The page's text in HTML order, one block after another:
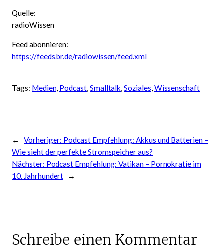
Quelle:
radioWissen
Feed abonnieren:
https://feeds.br.de/radiowissen/feed.xml
Tags: Medien, Podcast, Smalltalk, Soziales, Wissenschaft
← Vorheriger: Podcast Empfehlung: Akkus und Batterien –
Wie sieht der perfekte Stromspeicher aus?
Nächster: Podcast Empfehlung: Vatikan – Pornokratie im
10. Jahrhundert
→
Schreibe einen Kommentar